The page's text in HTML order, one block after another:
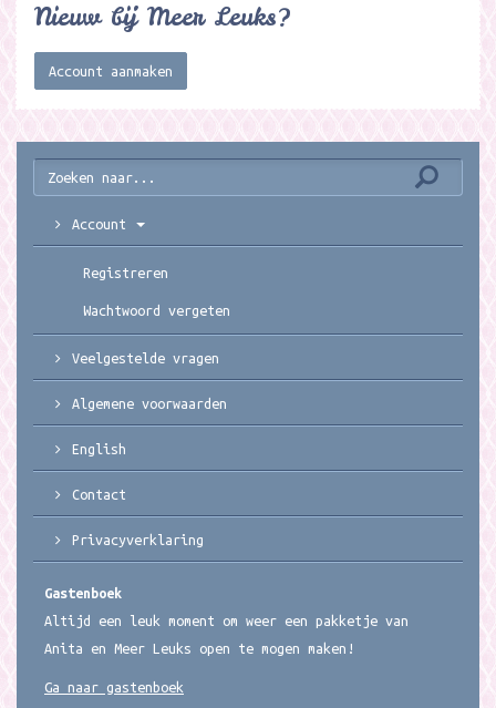
Nieuw bij Meer Leuks?
Account aanmaken
Account
Registreren
Wachtwoord vergeten
Veelgestelde vragen
Algemene voorwaarden
English
Contact
Privacyverklaring
Gastenboek
Altijd een leuk moment om weer een pakketje van
Anita en Meer Leuks open te mogen maken!
Ga naar gastenboek